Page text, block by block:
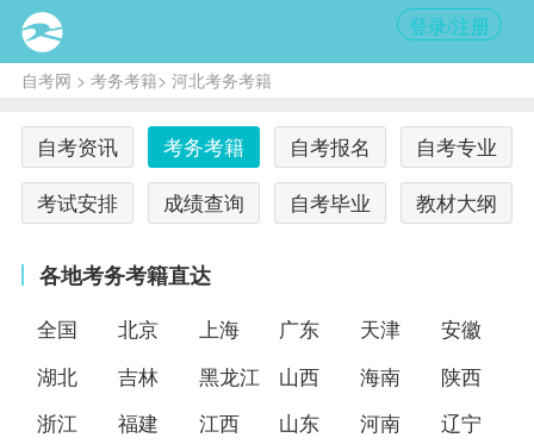
登录/注册
自考网 > 考务考籍> 河北考务考籍
自考资讯 考务考籍 自考报名
自考专业
考试安排
成绩查询 自考毕业 教材大纲
各地考务考籍直达
全国 北京 上海 广东 天津
安徽
湖北
吉林 黑龙江 山西 海南
陕西
浙江
福建 江西 山东 河南
辽宁